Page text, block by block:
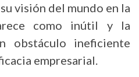
visión del mundo en la
como inútil y la
obstáculo ineficiente
empresarial.